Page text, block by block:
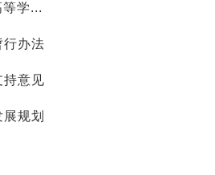
学...
行办法
持意见
规划